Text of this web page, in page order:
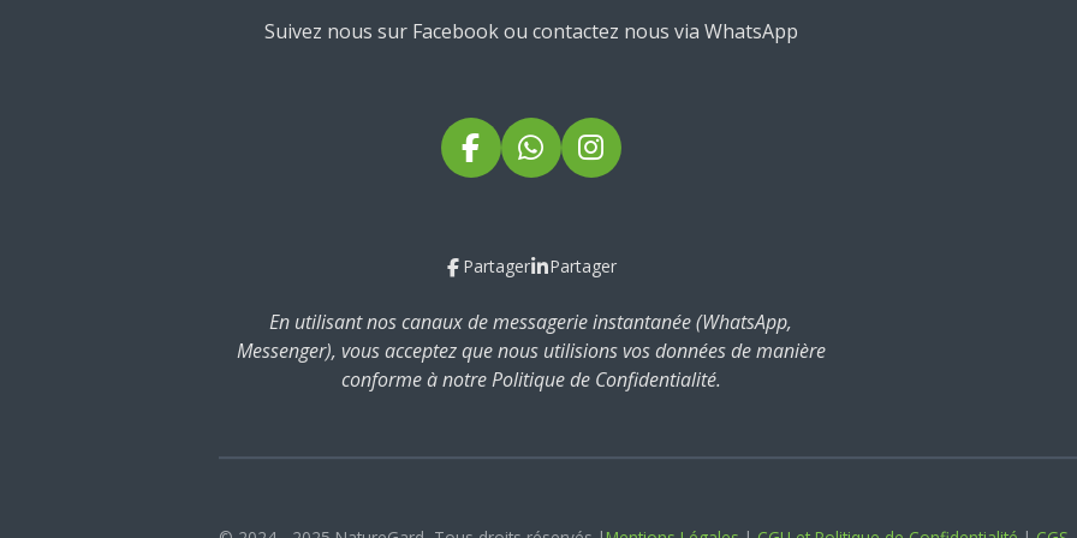
Suivez nous sur Facebook ou contactez nous via WhatsApp
F
a
b
o
k
W
h
s
p
p
I
n
a
r
a
m
Partager Partager
En utilisant nos canaux de messagerie instantanée (WhatsApp,
Messenger), vous acceptez que nous utilisions vos données de manière
conforme à notre Politique de Confidentialité.